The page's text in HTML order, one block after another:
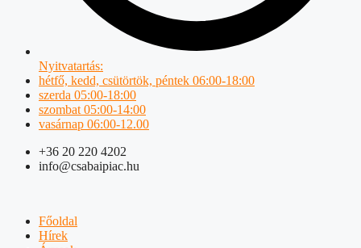
Nyitvatartás:
hétfő, kedd, csütörtök, péntek 06:00-18:00
szerda 05:00-18:00
szombat 05:00-14:00
vasárnap 06:00-12.00
+36 20 220 4202
info@csabaipiac.hu
Főoldal
Hírek